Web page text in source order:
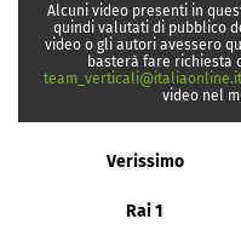
Alcuni video presenti in
quindi valutati di pubblico
video o gli autori avessero
basterà fare richiesta
team_verticali@italiaonline.it
video nel
Verissimo
Rai 1